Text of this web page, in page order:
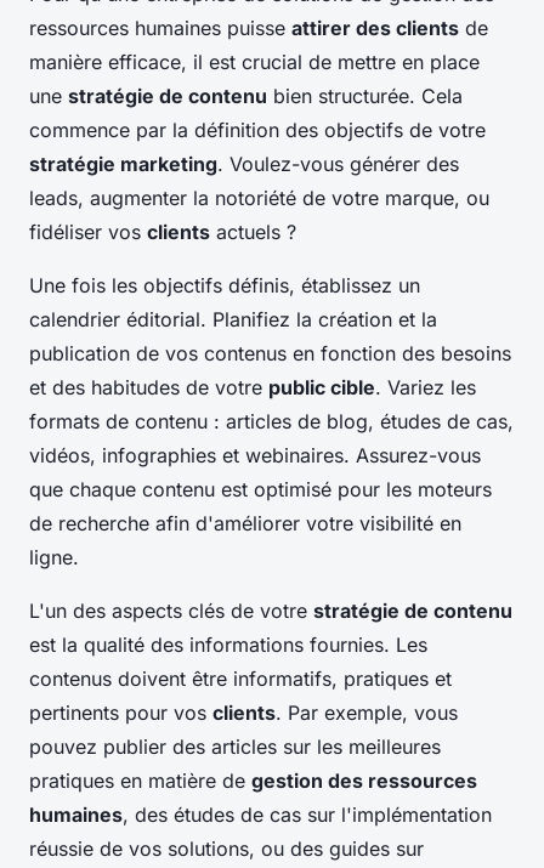
ressources humaines puisse attirer des clients de
manière efficace, il est crucial de mettre en place
une stratégie de contenu bien structurée. Cela
commence par la définition des objectifs de votre
stratégie marketing. Voulez-vous générer des
leads, augmenter la notoriété de votre marque, ou
fidéliser vos clients actuels ?
Une fois les objectifs définis, établissez un
calendrier éditorial. Planifiez la création et la
publication de vos contenus en fonction des besoins
et des habitudes de votre public cible. Variez les
formats de contenu : articles de blog, études de cas,
vidéos, infographies et webinaires. Assurez-vous
que chaque contenu est optimisé pour les moteurs
de recherche afin d'améliorer votre visibilité en
ligne.
L'un des aspects clés de votre stratégie de contenu
est la qualité des informations fournies. Les
contenus doivent être informatifs, pratiques et
pertinents pour vos clients. Par exemple, vous
pouvez publier des articles sur les meilleures
pratiques en matière de gestion des ressources
humaines, des études de cas sur l'implémentation
réussie de vos solutions, ou des guides sur